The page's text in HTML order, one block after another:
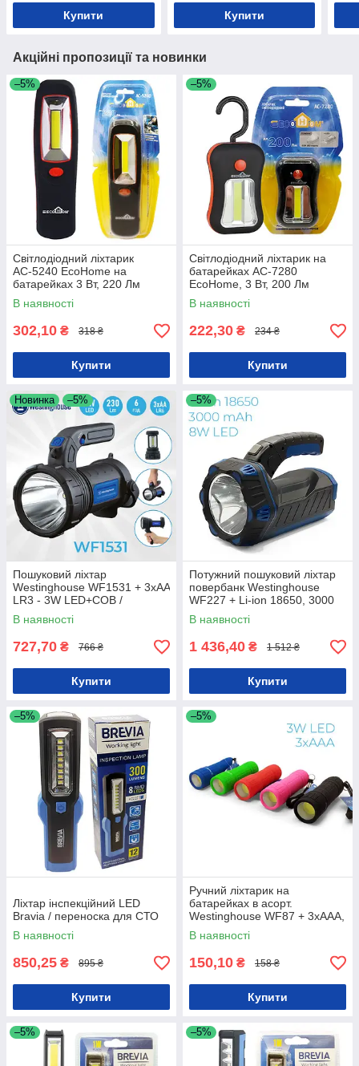
Купити Купити
Акційні пропозиції та новинки
–5%
Світлодіодний ліхтарик
АС-5240 EcoHome на
батарейках 3 Вт, 220 Лм
В наявності
302,10 ₴ 318 ₴
Купити
–5%
Світлодіодний ліхтарик на
батарейках АС-7280
EcoHome, 3 Вт, 200 Лм
В наявності
222,30 ₴ 234 ₴
Купити
Новинка –5%
Пошуковий ліхтар
Westinghouse WF1531 + 3xAA
LR3 - 3W LED+COB /
Пошукові світлодіодні ліхтарі
В наявності
727,70 ₴ 766 ₴
Купити
–5%
Потужний пошуковий ліхтар
повербанк Westinghouse
WF227 + Li-ion 18650, 3000
mAh, 10W
В наявності
1 436,40 ₴ 1 512 ₴
Купити
–5%
Ліхтар інспекційний LED
Bravia / переноска для СТО
В наявності
850,25 ₴ 895 ₴
Купити
–5%
Ручний ліхтарик на
батарейках в асорт.
Westinghouse WF87 + 3xAAA,
3W COB / світлодіодні
ліхтарики на батарейках
В наявності
150,10 ₴ 158 ₴
Купити
–5% –5%